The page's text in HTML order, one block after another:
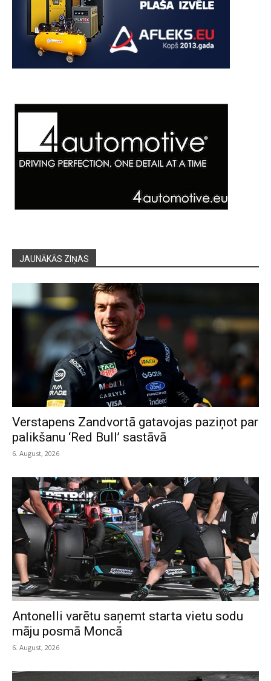
JAUNĀKĀS ZIŅAS
Verstapens Zandvortā gatavojas paziņot par
palikšanu ‘Red Bull’ sastāvā
6. August, 2026
Antonelli varētu saņemt starta vietu sodu
māju posmā Moncā
6. August, 2026